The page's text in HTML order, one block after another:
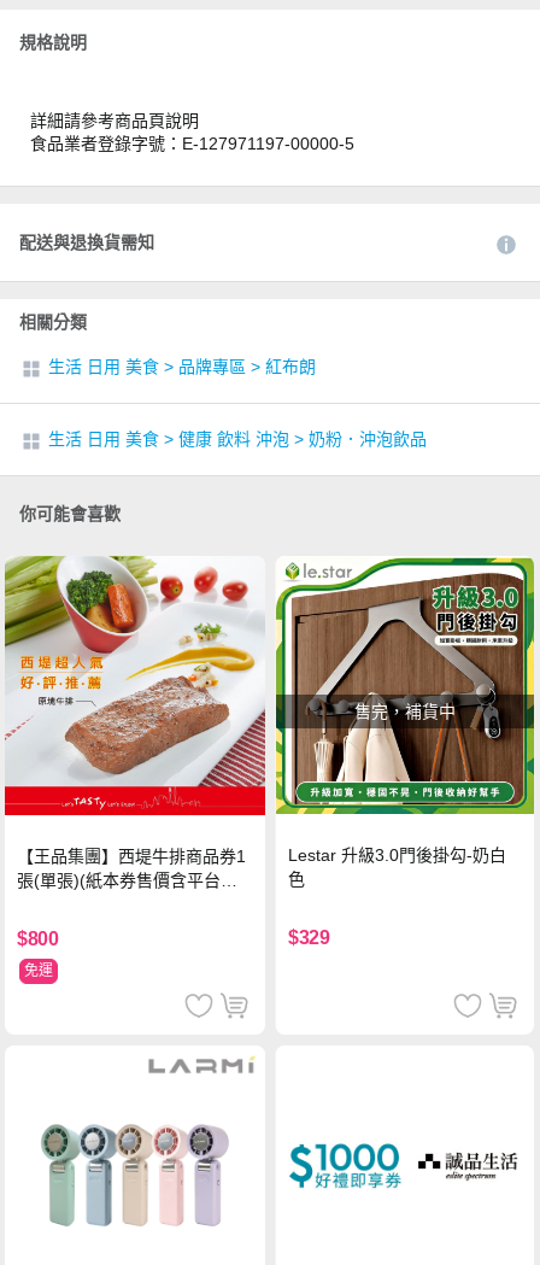
規格說明
詳細請參考商品頁說明
食品業者登錄字號：E-127971197-00000-5
配送與退換貨需知
相關分類
生活 日用 美食 > 品牌專區 > 紅布朗
生活 日用 美食 > 健康 飲料 沖泡 > 奶粉．沖泡飲品
你可能會喜歡
【王品集團】西堤牛排商品券1
張(單張)(紙本券售價含平台物
$800
免運
售完，補貨中
Lestar 升級3.0門後掛勾-奶白
色
$329